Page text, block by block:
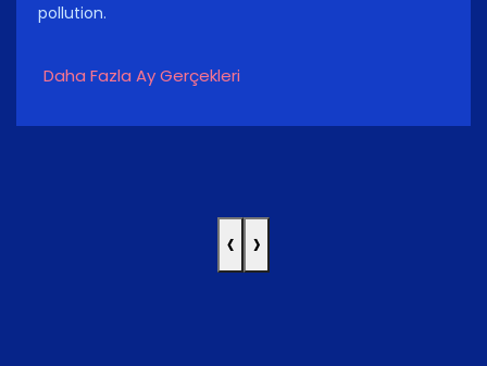
pollution.
Daha Fazla Ay Gerçekleri
‹ ›